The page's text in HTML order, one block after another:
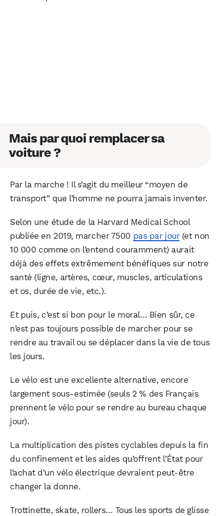
Mais par quoi remplacer sa
voiture ?
Par la marche ! Il s’agit du meilleur “moyen de
transport” que l’homme ne pourra jamais inventer.
Selon une étude de la Harvard Medical School
publiée en 2019, marcher 7500 pas par jour(et non
10 000 comme on l’entend couramment) aurait
déjà des effets extrêmement bénéfiques sur notre
santé (ligne, artères, cœur, muscles, articulations
et os, durée de vie, etc.).
Et puis, c’est si bon pour le moral… Bien sûr, ce
n’est pas toujours possible de marcher pour se
rendre au travail ou se déplacer dans la vie de tous
les jours.
Le vélo est une excellente alternative, encore
largement sous-estimée (seuls 2 % des Français
prennent le vélo pour se rendre au bureau chaque
jour).
La multiplication des pistes cyclables depuis la fin
du confinement et les aides qu’offrent l’État pour
l’achat d’un vélo électrique devraient peut-être
changer la donne.
Trottinette, skate, rollers… Tous les sports de glisse